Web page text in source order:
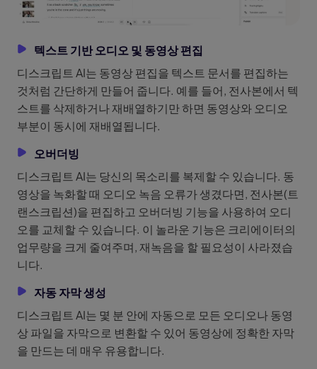
텍스트 기반 오디오 및 동영상 편집
디스크립트 AI는 동영상 편집을 텍스트 문서를 편집하는
것처럼 간단하게 만들어 줍니다. 예를 들어, 전사본에서 텍
스트를 삭제하거나 재배열하기만 하면 동영상와 오디오
부분이 동시에 재배열됩니다.
오버더빙
디스크립트 AI는 당신의 목소리를 복제할 수 있습니다. 동
영상을 녹화할 때 오디오 녹음 오류가 생겼다면, 전사본(트
랜스크립션)을 편집하고 오버더빙 기능을 사용하여 오디
오를 교체할 수 있습니다. 이 놀라운 기능은 크리에이터의
업무량을 크게 줄여주며, 재녹음을 할 필요성이 사라졌습
니다.
자동 자막 생성
디스크립트 AI는 몇 분 안에 자동으로 모든 오디오나 동영
상 파일을 자막으로 변환할 수 있어 동영상에 정확한 자막
을 만드는 데 매우 유용합니다.